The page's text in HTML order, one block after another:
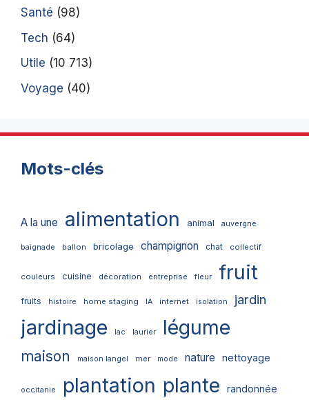
Santé (98)
Tech (64)
Utile (10 713)
Voyage (40)
Mots-clés
A la une alimentation animal auvergne
baignade ballon bricolage champignon chat collectif
couleurs cuisine décoration entreprise fleur fruit
fruits histoire home staging IA internet isolation jardin
jardinage lac laurier légume
maison maison langel mer mode nature nettoyage
occitanie plantation plante randonnée